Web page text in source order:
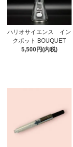
ハリオサイエンス イン
クポット BOUQUET
5,500円(内税)